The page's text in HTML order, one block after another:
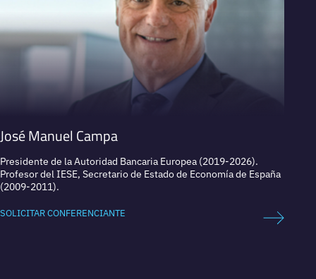
José Manuel Campa
Presidente de la Autoridad Bancaria Europea (2019-2026).
Profesor del IESE, Secretario de Estado de Economía de España
(2009-2011).
SOLICITAR CONFERENCIANTE